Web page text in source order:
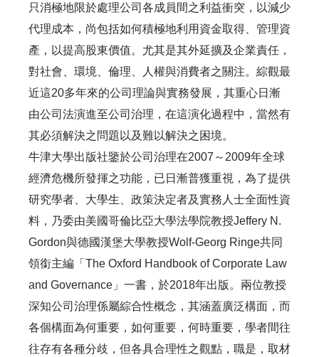
只消極地限於處理公司各成員間之利益衝突，以減少
代理成本，尚包括如何積極地利用資金取得、管理資
產，以提高股東價值。尤其是其外延擴及企業責任，
對社會、環境、倫理、人權與消費者之關注。綜觀最
近這20多年來的公司理論與實務發展，其重心日漸
由公司法演進至公司治理，在這演化過程中，當然有
其必須解決之問題以及難以解決之困境。
牛津大學出版社鑒於公司治理在2007～2009年全球
經濟危機所發揮之功能，已日漸普獲重視，為了提供
研究學者、大學生、政策決定者及實務人士全面性資
料，乃委由美國哥倫比亞大學法學院教授Jeffery N.
Gordon與德國漢堡大學教授Wolf-Georg Ringe共同
領銜主編「The Oxford Handbook of Corporate Law
and Governance」一書，於2018年出版。兩位教授
深知公司治理係屬綜合性概念，其涵蓋廣泛構面，而
各個構面為何重要，如何重要，何時重要，學者間往
往存有各種分歧，但各具合理性之觀點，職是，取材